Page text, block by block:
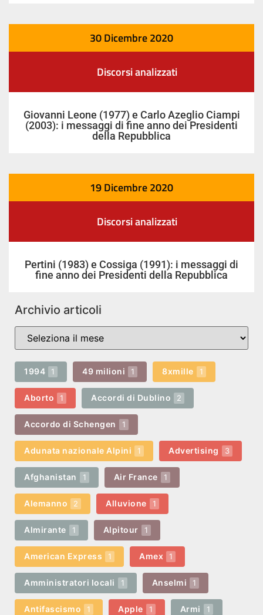
30 Dicembre 2020
Discorsi analizzati
Giovanni Leone (1977) e Carlo Azeglio Ciampi
(2003): i messaggi di fine anno dei Presidenti
della Repubblica
19 Dicembre 2020
Discorsi analizzati
Pertini (1983) e Cossiga (1991): i messaggi di
fine anno dei Presidenti della Repubblica
Archivio articoli
1994 1 49 milioni 1 8xmille 1
Aborto 1 Accordi di Dublino 2
Accordo di Schengen 1
Adunata nazionale Alpini 1 Advertising 3
Afghanistan 1 Air France 1
Alemanno 2 Alluvione 1
Almirante 1 Alpitour 1
American Express 1 Amex 1
Amministratori locali 1 Anselmi 1
Antifascismo 1 Apple 1 Armi 1